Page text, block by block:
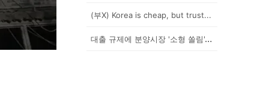
(부X) Korea is cheap, but trust...
대출 규제에 분양시장 '소형 쏠림'…20평 이하 경쟁률...